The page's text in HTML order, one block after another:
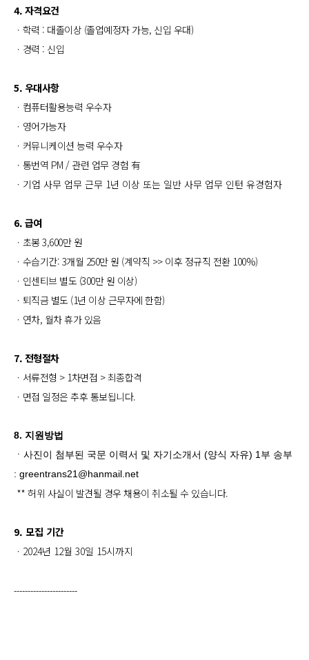
4. 자격요건
ㆍ학력 : 대졸이상 (졸업예정자 가능, 신입 우대)
ㆍ경력 : 신입
5. 우대사항
ㆍ컴퓨터활용능력 우수자
ㆍ영어가능자
ㆍ커뮤니케이션 능력 우수자
ㆍ통번역 PM / 관련 업무 경험 有
ㆍ 기업 사무 업무 근무 1년 이상 또는 일반 사무 업무 인턴 유경험자
6. 급여
ㆍ초봉 3,600만 원
ㆍ수습기간: 3개월 250만 원 (계약직 >> 이후 정규직 전환 100%)
ㆍ인센티브 별도 (300만 원 이상)
ㆍ퇴직금 별도 (1년 이상 근무자에 한함)
ㆍ연차, 월차 휴가 있음
7. 전형절차
ㆍ서류전형 > 1차면접 > 최종합격
ㆍ면접 일정은 추후 통보됩니다.
8. 지원방법
ㆍ사진이 첨부된 국문 이력서 및 자기소개서 (양식 자유) 1부 송부
: greentrans21@hanmail.net
** 허위 사실이 발견될 경우 채용이 취소될 수 있습니다.
9. 모집 기간
ㆍ2024년 12월 30일 15시까지
-----------------------